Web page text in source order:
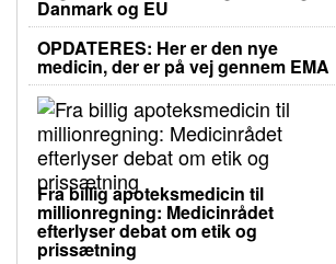
Danmark og EU
OPDATERES: Her er den nye
medicin, der er på vej gennem EMA
Fra billig apoteksmedicin til
millionregning: Medicinrådet
efterlyser debat om etik og
prissætning